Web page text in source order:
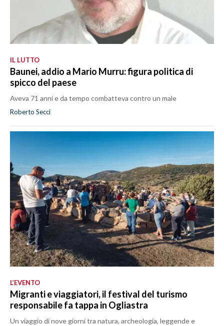
IL LUTTO
Baunei, addio a Mario Murru: figura politica di
spicco del paese
Aveva 71 anni e da tempo combatteva contro un male
Roberto Secci
L’EVENTO
Migranti e viaggiatori, il festival del turismo
responsabile fa tappa in Ogliastra
Un viaggio di nove giorni tra natura, archeologia, leggende e